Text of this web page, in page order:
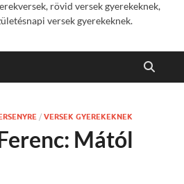
rövid versek gyerekeknek,
versek gyerekeknek.
/ VERSEK GYEREKEKNEK
Mától